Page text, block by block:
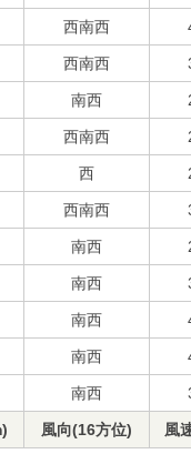
西南西
西南西
南西
西南西
西
西南西
南西
南西
南西
南西
南西
風向(16方位) 風